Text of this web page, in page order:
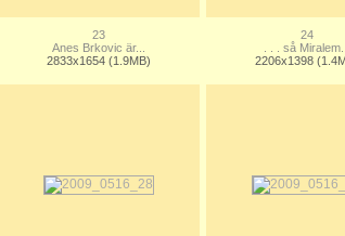
23
Anes Brkovic är...
2833x1654 (1.9MB)
24
. . . så Miralem...
2206x1398